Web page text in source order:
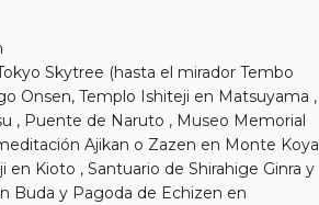
Skytree (hasta el mirador Tembo
Onsen, Templo Ishiteji en Matsuyama ,
, Puente de Naruto , Museo Memorial
Ajikan o Zazen en Monte Koya
en Kioto , Santuario de Shirahige Ginra y
Buda y Pagoda de Echizen en